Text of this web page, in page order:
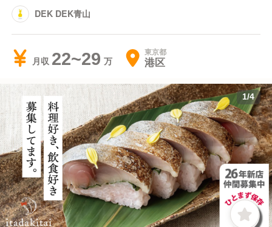
DEK DEK青山
月収 22~29 東京都
港区
1/4